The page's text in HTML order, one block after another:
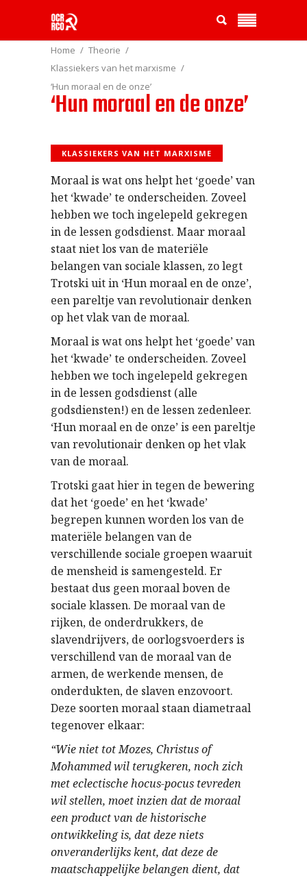
Home
Theorie
Klassiekers van het marxisme
‘Hun moraal en de onze’
‘Hun moraal en de onze’
KLASSIEKERS VAN HET MARXISME
Moraal is wat ons helpt het ‘goede’ van
het ‘kwade’ te onderscheiden. Zoveel
hebben we toch ingelepeld gekregen
in de lessen godsdienst. Maar moraal
staat niet los van de materiële
belangen van sociale klassen, zo legt
Trotski uit in ‘Hun moraal en de onze’,
een pareltje van revolutionair denken
op het vlak van de moraal.
Moraal is wat ons helpt het ‘goede’ van
het ‘kwade’ te onderscheiden. Zoveel
hebben we toch ingelepeld gekregen
in de lessen godsdienst (alle
godsdiensten!) en de lessen zedenleer.
‘Hun moraal en de onze’ is een pareltje
van revolutionair denken op het vlak
van de moraal.
Trotski gaat hier in tegen de bewering
dat het ‘goede’ en het ‘kwade’
begrepen kunnen worden los van de
materiële belangen van de
verschillende sociale groepen waaruit
de mensheid is samengesteld. Er
bestaat dus geen moraal boven de
sociale klassen. De moraal van de
rijken, de onderdrukkers, de
slavendrijvers, de oorlogsvoerders is
verschillend van de moraal van de
armen, de werkende mensen, de
onderdukten, de slaven enzovoort.
Deze soorten moraal staan diametraal
tegenover elkaar:
“Wie niet tot Mozes, Christus of
Mohammed wil terugkeren, noch zich
met eclectische hocus-pocus tevreden
wil stellen, moet inzien dat de moraal
een product van de historische
ontwikkeling is, dat deze niets
onveranderlijks kent, dat deze de
maatschappelijke belangen dient, dat